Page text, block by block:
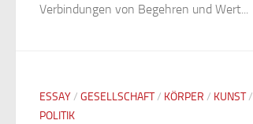
Verbindungen von Begehren und Wert...
ESSAY/ GESELLSCHAFT/ KÖRPER / KUNST/
POLITIK